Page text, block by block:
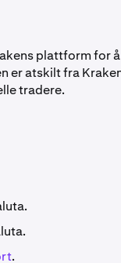
plattform for
er atskilt fra
tradere.
.